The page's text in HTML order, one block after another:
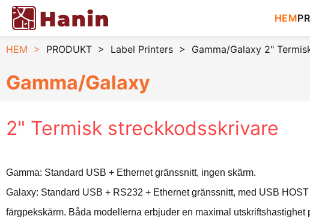
HEM
HEM > PRODUKT > Label Printers > Gamma/Galaxy 2"
Gamma/Galaxy
2" Termisk streckkodsskrivare
Gamma: Standard USB + Ethernet gränssnitt, ingen skärm.
Galaxy: Standard USB + RS232 + Ethernet gränssnitt, med USB
färgpekskärm. Båda modellerna erbjuder en maximal utskriftshastighet